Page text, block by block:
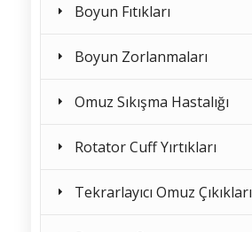
Boyun Fıtıkları
Boyun Zorlanmaları
Omuz Sıkışma Hastalığı
Rotator Cuff Yırtıkları
Tekrarlayıcı Omuz Çıkıkları